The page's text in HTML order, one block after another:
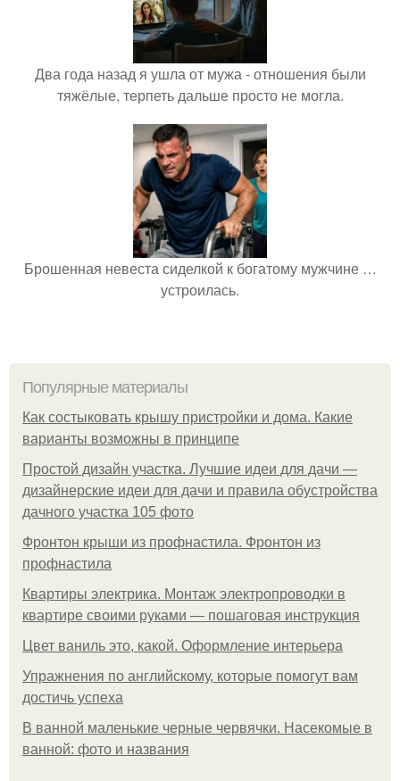
Два года назад я ушла от мужа - отношения были
тяжёлые, терпеть дальше просто не могла.
Брошенная невеста сиделкой к богатому мужчине …
устроилась.
Популярные материалы
Как состыковать крышу пристройки и дома. Какие
варианты возможны в принципе
Простой дизайн участка. Лучшие идеи для дачи —
дизайнерские идеи для дачи и правила обустройства
дачного участка 105 фото
Фронтон крыши из профнастила. Фронтон из
профнастила
Квартиры электрика. Монтаж электропроводки в
квартире своими руками — пошаговая инструкция
Цвет ваниль это, какой. Оформление интерьера
Упражнения по английскому, которые помогут вам
достичь успеха
В ванной маленькие черные червячки. Насекомые в
ванной: фото и названия